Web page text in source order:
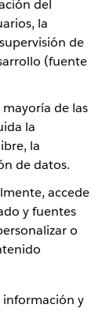
del
la
de
(fuente
de las
la
la
de datos.
accede
y fuentes
o
información y